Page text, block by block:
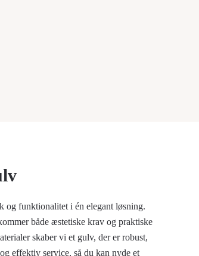
og funktionalitet i én elegant løsning.
både æstetiske krav og praktiske
skaber vi et gulv, der er robust,
effektiv service, så du kan nyde et